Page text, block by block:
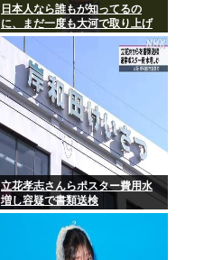
日本人なら誰もが知ってるの
に、まだ一度も大河で取り上げ
られてない歴史上の人物
立花孝志さんらポスター費用水
増し容疑で書類送検